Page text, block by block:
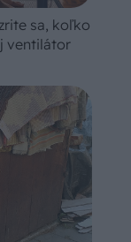
sa, koľko
ventilátor